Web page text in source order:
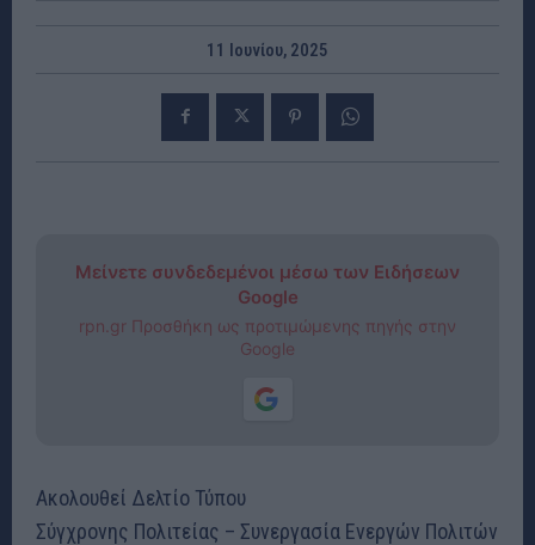
11 Ιουνίου, 2025
Μείνετε συνδεδεμένοι μέσω των Ειδήσεων
Google
rpn.gr Προσθήκη ως προτιμώμενης πηγής στην
Google
Ακολουθεί Δελτίο Τύπου
Σύγχρονης Πολιτείας – Συνεργασία Ενεργών Πολιτών